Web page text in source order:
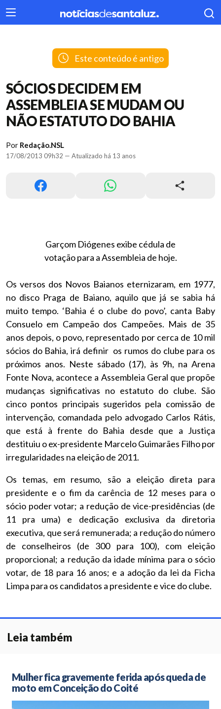
404
Este conteúdo é antigo
SÓCIOS DECIDEM EM
ASSEMBLEIA SE MUDAM OU
NÃO ESTATUTO DO BAHIA
Por Redação.NSL
17/08/2013 09h32 — Atualizado há 13 anos
Garçom Diógenes exibe cédula de
votação para a Assembleia de hoje.
Os versos dos Novos Baianos eternizaram, em 1977,
no disco Praga de Baiano, aquilo que já se sabia há
muito tempo. ‘Bahia é o clube do povo’, canta Baby
Consuelo em Campeão dos Campeões. Mais de 35
anos depois, o povo, representado por cerca de 10 mil
sócios do Bahia, irá definir os rumos do clube para os
próximos anos. Neste sábado (17), às 9h, na Arena
Fonte Nova, acontece a Assembleia Geral que propõe
mudanças significativas no estatuto do clube. São
cinco pontos principais sugeridos pela comissão de
intervenção, comandada pelo advogado Carlos Rátis,
que está à frente do Bahia desde que a Justiça
destituiu o ex-presidente Marcelo Guimarães Filho por
irregularidades na eleição de 2011.
Os temas, em resumo, são a eleição direta para
presidente e o fim da carência de 12 meses para o
sócio poder votar; a redução de vice-presidências (de
11 pra uma) e dedicação exclusiva da diretoria
executiva, que será remunerada; a redução do número
de conselheiros (de 300 para 100), com eleição
proporcional; a redução da idade mínima para o sócio
votar, de 18 para 16 anos; e a adoção da lei da Ficha
Limpa para os candidatos a presidente e vice do clube.
Leia também
Mulher fica gravemente ferida após queda de
moto em Conceição do Coité